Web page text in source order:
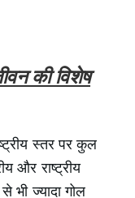
की विशेष
स्तर पर कुल
और राष्ट्रीय
भी ज्यादा गोल